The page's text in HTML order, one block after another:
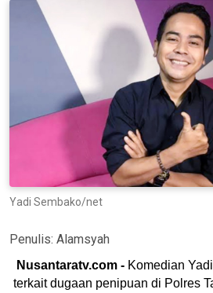
Yadi Sembako/net
Penulis: Alamsyah
Nusantaratv.com - Komedian
terkait dugaan penipuan di Polres